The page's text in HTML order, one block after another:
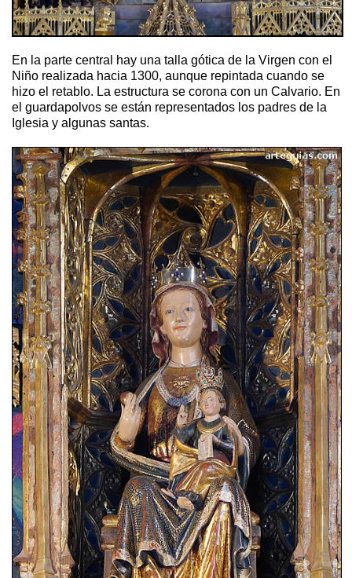
En la parte central hay una talla gótica de la Virgen con el
Niño realizada hacia 1300, aunque repintada cuando se
hizo el retablo. La estructura se corona con un Calvario. En
el guardapolvos se están representados los padres de la
Iglesia y algunas santas.